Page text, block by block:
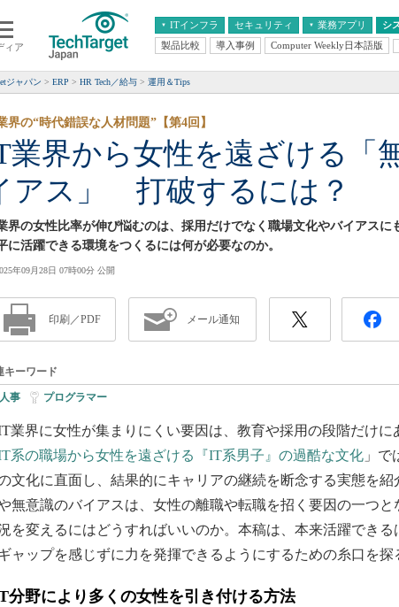
ィア
ITインフラ
ウド
ートモバイル
トワーク
テム運用管理
セキュリティ 業務アプリ
エンタープライズAI
ERP
CX
情報系システム
シ
経営とIT 医療IT
製品比較 導入事例 Computer Weekly日本語版
ジャパン ERP HR Tech／給与 運用＆Tips
業界から女性を遠ざける「
アス」 打破するには？
界の“時代錯誤な人材問題”【第4回】
界の女性比率が伸び悩むのは、採用だけでなく職場文化やバイアスに
に活躍できる環境をつくるには何が必要なのか。
年09月28日 07時00分 公開
印刷／PDF メール通知
キーワード
人事 プログラマー
業界に女性が集まりにくい要因は、教育や採用の段階だけに
系の職場から女性を遠ざける『IT系男子』の過酷な文化 」
文化に直面し、結果的にキャリアの継続を断念する実態を
無意識のバイアスは、女性の離職や転職を招く要因の一つ
を変えるにはどうすればいいのか。本稿は、本来活躍でき
ャップを感じずに力を発揮できるようにするための糸口を探
分野により多くの女性を引き付ける方法